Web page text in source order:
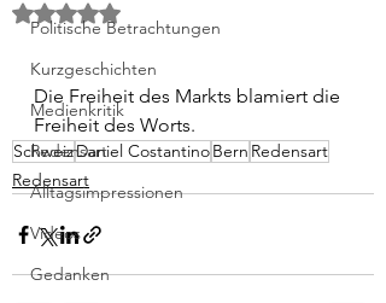
Politische Betrachtungen
Kurzgeschichten
Medienkritik
Redensart
Alltagsimpressionen
Videos
Gedanken
Mit NaN von 5 Sternen bewertet.
Die Freiheit des Markts blamiert die
Freiheit des Worts.
SchweizDaniel CostantinoBern Redensart
Redensart